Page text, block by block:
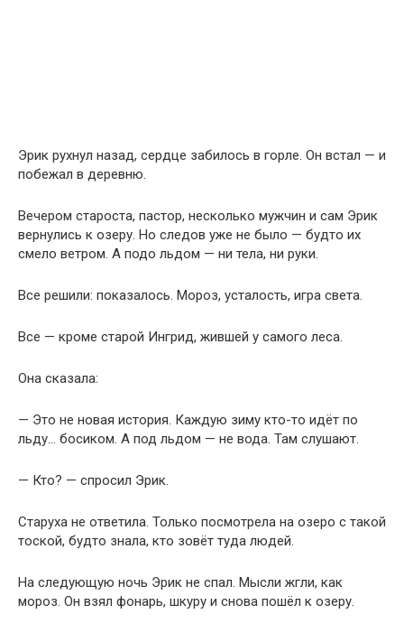
Эрик рухнул назад, сердце забилось в горле. Он встал — и
побежал в деревню.
Вечером староста, пастор, несколько мужчин и сам Эрик
вернулись к озеру. Но следов уже не было — будто их
смело ветром. А подо льдом — ни тела, ни руки.
Все решили: показалось. Мороз, усталость, игра света.
Все — кроме старой Ингрид, жившей у самого леса.
Она сказала:
— Это не новая история. Каждую зиму кто-то идёт по
льду… босиком. А под льдом — не вода. Там слушают.
— Кто? — спросил Эрик.
Старуха не ответила. Только посмотрела на озеро с такой
тоской, будто знала, кто зовёт туда людей.
На следующую ночь Эрик не спал. Мысли жгли, как
мороз. Он взял фонарь, шкуру и снова пошёл к озеру.